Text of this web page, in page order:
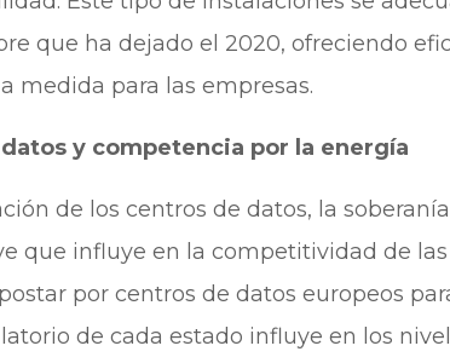
que ha dejado el 2020, ofreciendo
medida para las empresas.
y competencia por la energía
de los centros de datos, la
que influye en la competitividad de las
por centros de datos europeos
de cada estado influye en los